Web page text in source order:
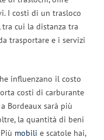
I costi di un trasloco
cui la distanza tra
trasportare e i servizi
influenzano il costo
costi di carburante
Bordeaux sarà più
la quantità di beni
mobili e scatole hai,